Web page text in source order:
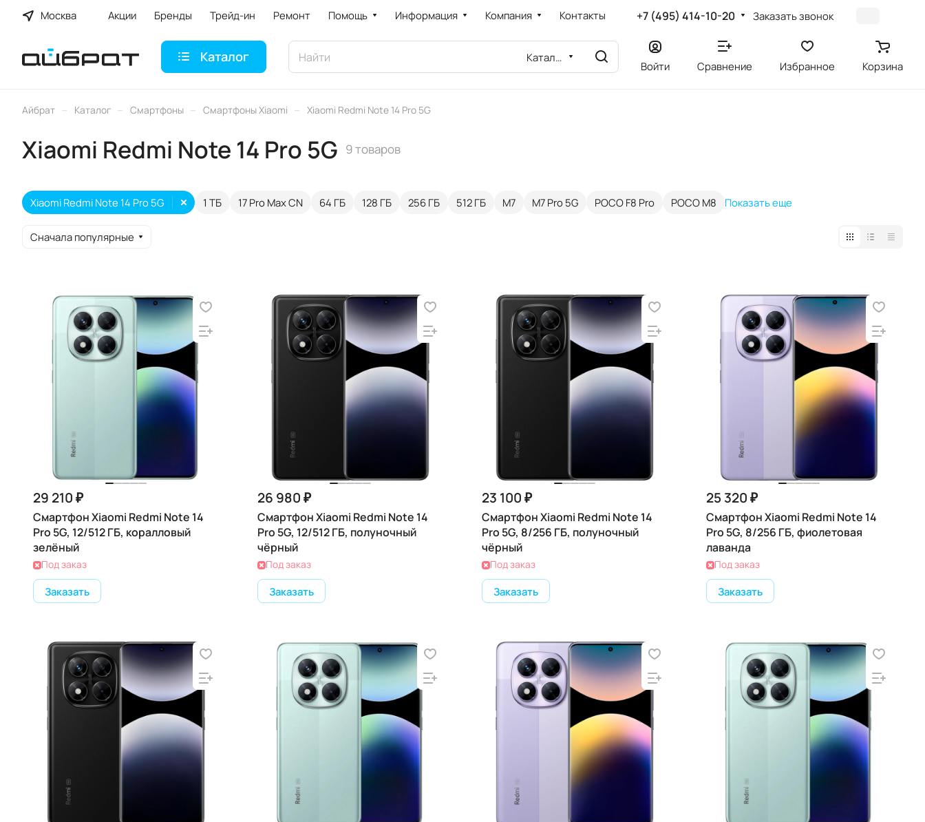
Москва Акции Бренды Трейд-ин Ремонт Помощь Информация Компания Контакты +7 (495) 414-10-20 Заказать звонок
Каталог Каталог
Войти Сравнение Избранное Корзина
Айбрат – Каталог – Смартфоны – Смартфоны Xiaomi – Xiaomi Redmi Note 14 Pro 5G
Xiaomi Redmi Note 14 Pro 5G 9 товаров
1 ТБ 17 Pro Max CN 64 ГБ 128 ГБ 256 ГБ 512 ГБ M7 M7 Pro 5G POCO F8 Pro POCO M8
Xiaomi Redmi Note 14 Pro 5G Показать еще
Сначала популярные
29 210 ₽
Смартфон Xiaomi Redmi Note 14
Pro 5G, 12/512 ГБ, коралловый
зелёный
Под заказ
Заказать
26 980 ₽
Смартфон Xiaomi Redmi Note 14
Pro 5G, 12/512 ГБ, полуночный
чёрный
Под заказ
Заказать
23 100 ₽
Смартфон Xiaomi Redmi Note 14
Pro 5G, 8/256 ГБ, полуночный
чёрный
Под заказ
Заказать
25 320 ₽
Смартфон Xiaomi Redmi Note 14
Pro 5G, 8/256 ГБ, фиолетовая
лаванда
Под заказ
Заказать